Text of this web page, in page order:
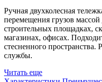
Ручная двухколесная
перемещения грузов массой
строительных площадках,
магазинах, офисах.
стесненного пространства.
службы.
Читать еще